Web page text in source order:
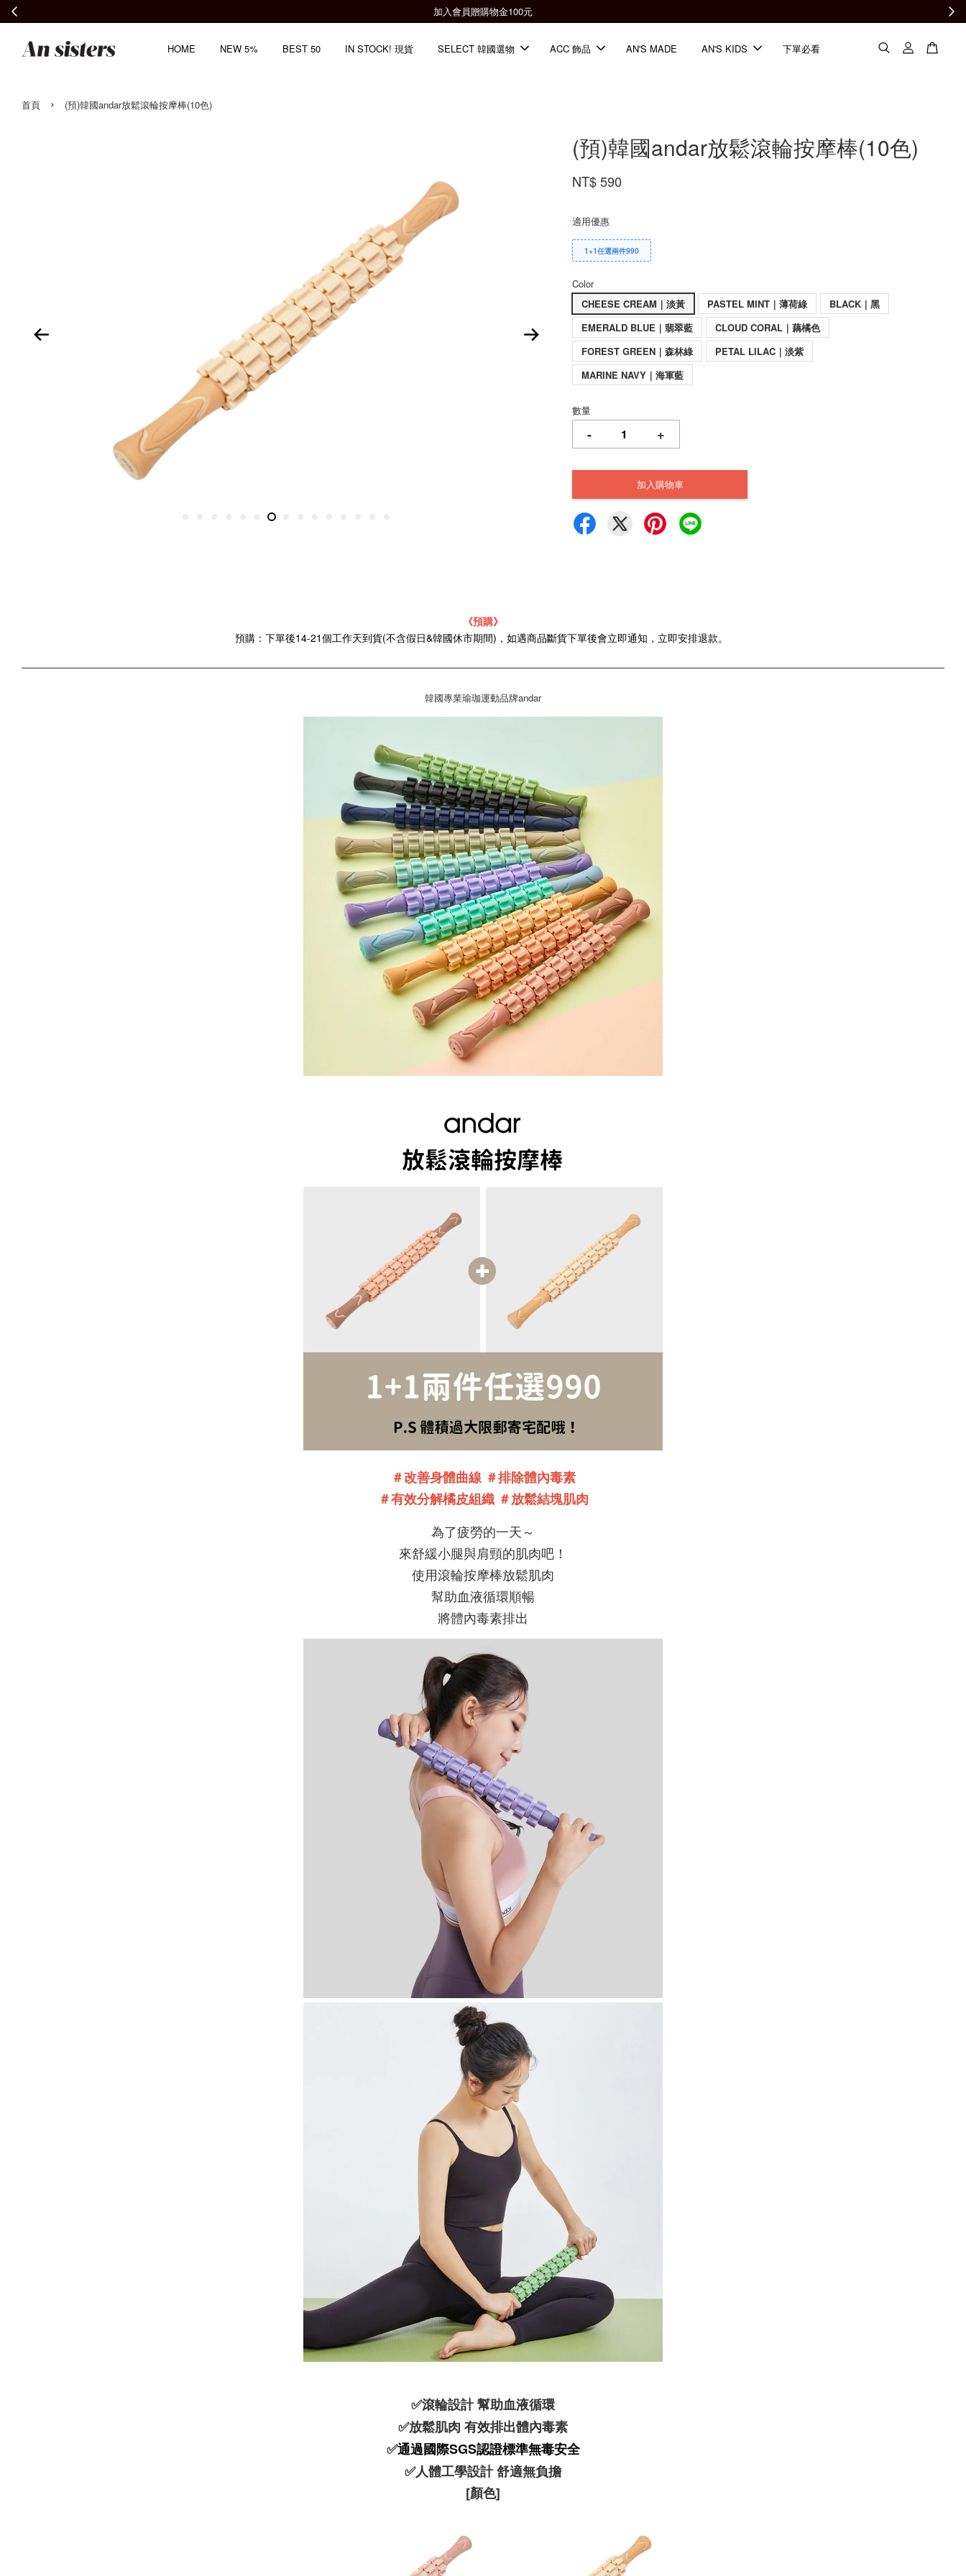
全館滿2000免運📦
HOME NEW 5% BEST 50 IN STOCK! 現貨 SELECT 韓國選物 ACC 飾品 AN'S MADE AN'S KIDS 下單必看
首頁 › (預)韓國andar放鬆滾輪按摩棒(10色)
(預)韓國andar放鬆滾輪按摩棒(10色)
NT$ 590
適用優惠
1+1任選兩件990
Color
CHEESE CREAM｜淡黃
PASTEL MINT｜薄荷綠
BLACK｜黑
EMERALD BLUE｜翡翠藍
CLOUD CORAL｜藕橘色
FOREST GREEN｜森林綠
PETAL LILAC｜淡紫
MARINE NAVY｜海軍藍
數量
- +
加入購物車
《預購》
預購：下單後14-21個工作天到貨(不含假日&韓國休市期間)，如遇商品斷貨下單後會立即通知，立即安排退款。
韓國專業瑜珈運動品牌andar
＃改善身體曲線 ＃排除體內毒素
＃有效分解橘皮組織 ＃放鬆結塊肌肉
為了疲勞的一天～
來舒緩小腿與肩頸的肌肉吧！
使用滾輪按摩棒放鬆肌肉
幫助血液循環順暢
將體內毒素排出
✅滾輪設計 幫助血液循環
✅放鬆肌肉 有效排出體內毒素
✅通過國際SGS認證標準無毒安全
✅人體工學設計 舒適無負擔
[顏色]